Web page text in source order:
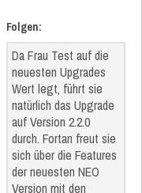
Folgen:
Da Frau Test auf die
neuesten Upgrades
Wert legt, führt sie
natürlich das Upgrade
auf Version 2.2.0
durch. Fortan freut sie
sich über die Features
der neuesten NEO
Version mit den